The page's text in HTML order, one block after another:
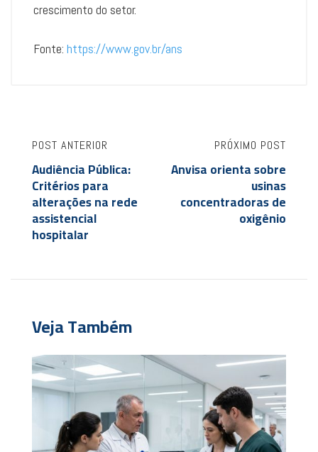
crescimento do setor.
Fonte: https://www.gov.br/ans
POST ANTERIOR
Audiência Pública:
Critérios para
alterações na rede
assistencial
hospitalar
PRÓXIMO POST
Anvisa orienta sobre
usinas
concentradoras de
oxigênio
Veja Também